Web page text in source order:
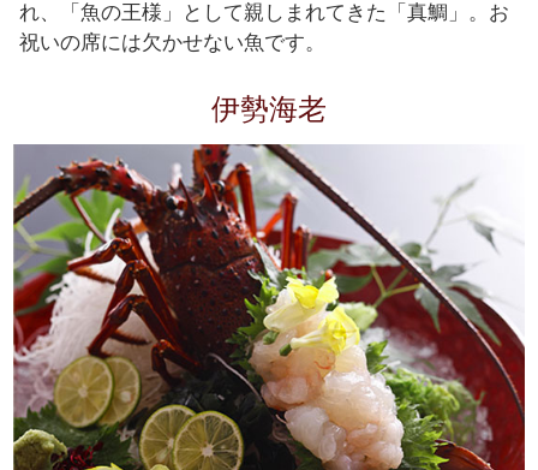
れ、「魚の王様」として親しまれてきた「真鯛」。お
祝いの席には欠かせない魚です。
伊勢海老